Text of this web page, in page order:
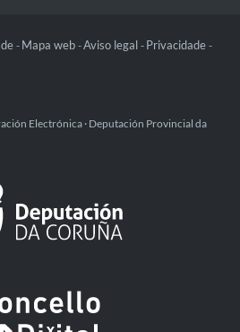
- Mapa web -Aviso legal - Privacidade -
Electrónica · Deputación Provincial da